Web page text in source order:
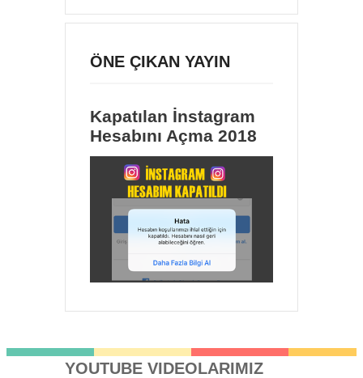
ÖNE ÇIKAN YAYIN
Kapatılan İnstagram
Hesabını Açma 2018
YOUTUBE VIDEOLARIMIZ